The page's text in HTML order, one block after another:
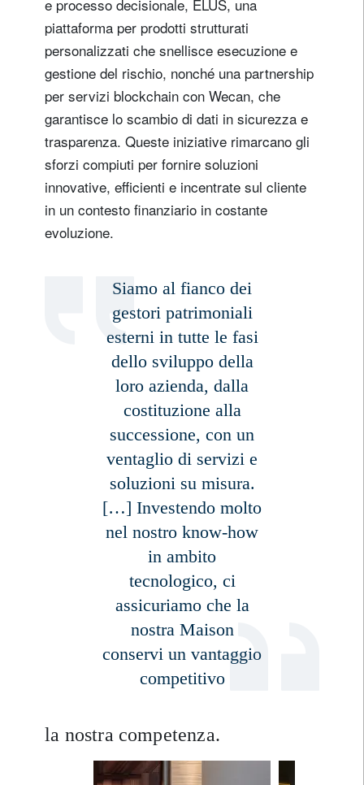
e processo decisionale, ELUS, una
piattaforma per prodotti strutturati
personalizzati che snellisce esecuzione e
gestione del rischio, nonché una partnership
per servizi blockchain con Wecan, che
garantisce lo scambio di dati in sicurezza e
trasparenza. Queste iniziative rimarcano gli
sforzi compiuti per fornire soluzioni
innovative, efficienti e incentrate sul cliente
in un contesto finanziario in costante
evoluzione.
Siamo al fianco dei
gestori patrimoniali
esterni in tutte le fasi
dello sviluppo della
loro azienda, dalla
costituzione alla
successione, con un
ventaglio di servizi e
soluzioni su misura.
[…] Investendo molto
nel nostro know-how
in ambito
tecnologico, ci
assicuriamo che la
nostra Maison
conservi un vantaggio
competitivo
la nostra competenza.
Registrati per ricevere la nostra
newsletter
E-mail
Titolo Nome
Paese di residenza
Non sono un/una residente o cittadino/a degli Stati Uniti
registrati ora